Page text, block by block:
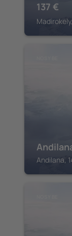
137 €
Andilana,